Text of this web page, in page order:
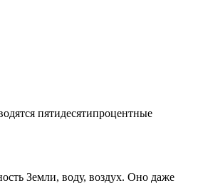
пятидесятипроцентные
Земли, воду, воздух. Оно даже